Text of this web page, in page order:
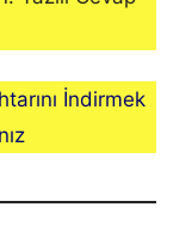
İndirmek